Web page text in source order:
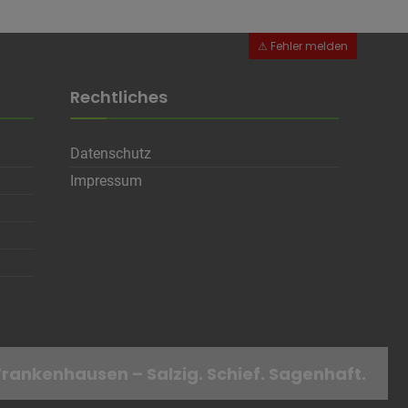
Rechtliches
Datenschutz
Impressum